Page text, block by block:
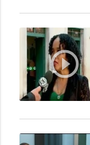
play_circle_outline